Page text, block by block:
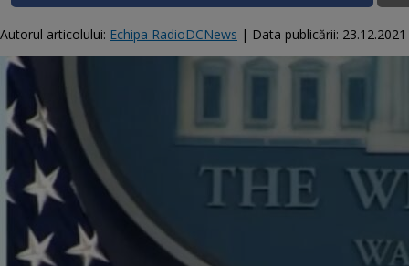
Autorul articolului: Echipa RadioDCNews | Data publicării: